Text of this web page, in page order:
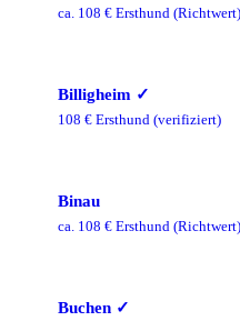
ca. 108 € Ersthund (Richtwert)
Billigheim ✓
108 € Ersthund (verifiziert)
Binau
ca. 108 € Ersthund (Richtwert)
Buchen ✓